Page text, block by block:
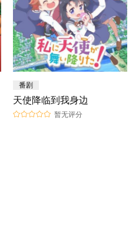
番剧
天使降临到我身边
暂无评分